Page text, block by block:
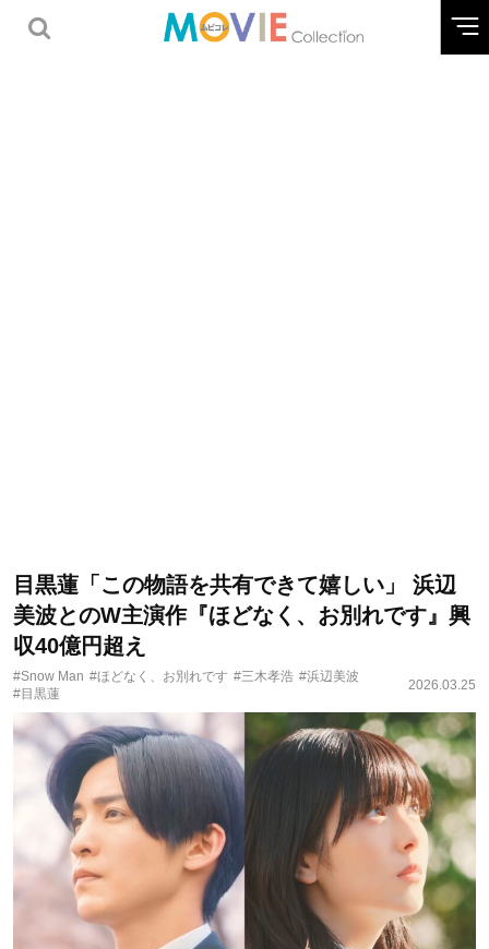
目黒蓮「この物語を共有できて嬉しい」 浜辺
美波とのW主演作『ほどなく、お別れです』興
収40億円超え
#Snow Man #ほどなく、お別れです #三木孝浩 #浜辺美波
#目黒蓮
2026.03.25